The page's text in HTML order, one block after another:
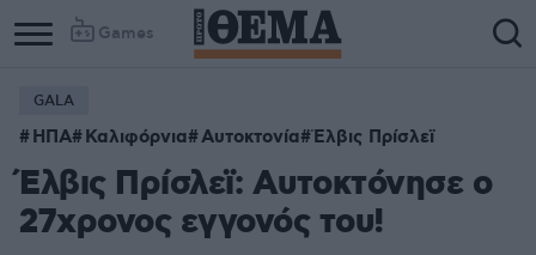
Games
GALA
ΗΠΑ Καλιφόρνια Αυτοκτονία Έλβις Πρίσλεϊ
Έλβις Πρίσλεϊ: Αυτοκτόνησε ο
27χρονος εγγονός του!